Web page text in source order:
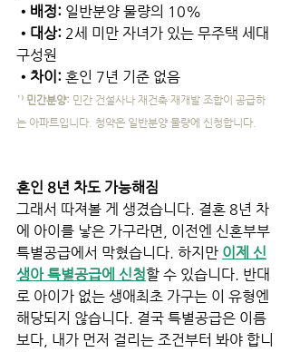
•배정: 일반분양 물량의 10%
•대상: 2세 미만 자녀가 있는 무주택 세대
구성원
•차이: 혼인 7년 기준 없음
¹⁾ 민간분양: 민간 건설사나 재건축·재개발 조합이 공급하
는 아파트입니다. 청약은 일반분양 물량에 신청합니다.
혼인 8년 차도 가능해짐
그래서 따져볼 게 생겼습니다. 결혼 8년 차
에 아이를 낳은 가구라면, 이전엔 신혼부부
특별공급에서 막혔습니다. 하지만 이제 신
생아 특별공급에 신청할 수 있습니다. 반대
로 아이가 없는 생애최초 가구는 이 유형엔
해당되지 않습니다. 결국 특별공급은 이름
보다, 내가 먼저 걸리는 조건부터 봐야 합니